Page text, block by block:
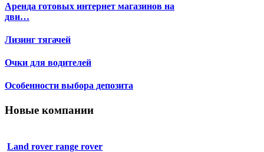
Аренда готовых интернет магазинов на
дви…
Лизинг тягачей
Очки для водителей
Особенности выбора депозита
Новые компании
Land rover range rover